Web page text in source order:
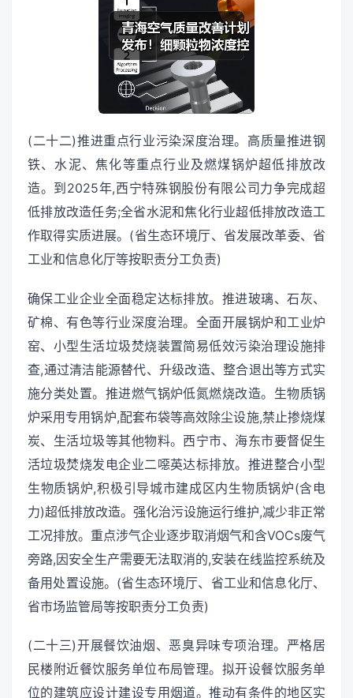
(二十二)推进重点行业污染深度治理。高质量推进钢
铁、水泥、焦化等重点行业及燃煤锅炉超低排放改
造。到2025年,西宁特殊钢股份有限公司力争完成超
低排放改造任务;全省水泥和焦化行业超低排放改造工
作取得实质进展。(省生态环境厅、省发展改革委、省
工业和信息化厅等按职责分工负责)
确保工业企业全面稳定达标排放。推进玻璃、石灰、
矿棉、有色等行业深度治理。全面开展锅炉和工业炉
窑、小型生活垃圾焚烧装置简易低效污染治理设施排
查,通过清洁能源替代、升级改造、整合退出等方式实
施分类处置。推进燃气锅炉低氮燃烧改造。生物质锅
炉采用专用锅炉,配套布袋等高效除尘设施,禁止掺烧煤
炭、生活垃圾等其他物料。西宁市、海东市要督促生
活垃圾焚烧发电企业二噁英达标排放。推进整合小型
生物质锅炉,积极引导城市建成区内生物质锅炉(含电
力)超低排放改造。强化治污设施运行维护,减少非正常
工况排放。重点涉气企业逐步取消烟气和含VOCs废气
旁路,因安全生产需要无法取消的,安装在线监控系统及
备用处置设施。(省生态环境厅、省工业和信息化厅、
省市场监管局等按职责分工负责)
(二十三)开展餐饮油烟、恶臭异味专项治理。严格居
民楼附近餐饮服务单位布局管理。拟开设餐饮服务单
位的建筑应设计建设专用烟道。推动有条件的地区实